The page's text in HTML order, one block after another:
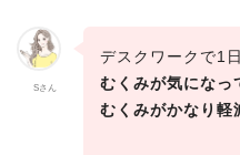
Sさん
デスクワークで1
むくみが気になっ
むくみがかなり軽